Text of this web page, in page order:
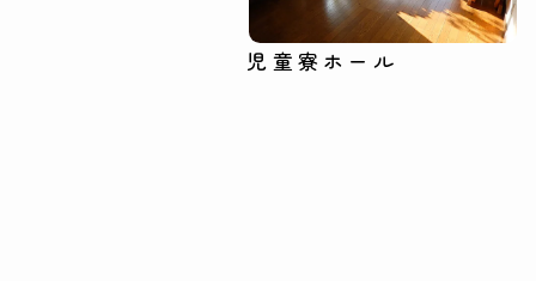
児童寮ホール